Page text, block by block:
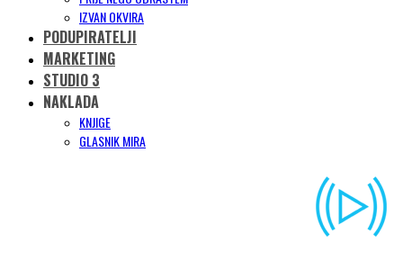
IZVAN OKVIRA
PODUPIRATELJI
MARKETING
STUDIO 3
NAKLADA
KNJIGE
GLASNIK MIRA